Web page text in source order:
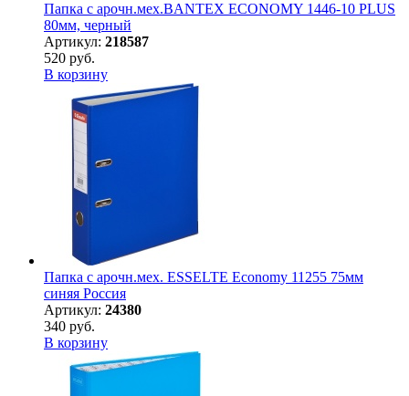
Папка с арочн.мех.BANTEX ECONOMY 1446-10 PLUS
80мм, черный
Артикул: 218587
520 руб.
В корзину
Папка с арочн.мех. ESSELTE Economy 11255 75мм
синяя Россия
Артикул: 24380
340 руб.
В корзину